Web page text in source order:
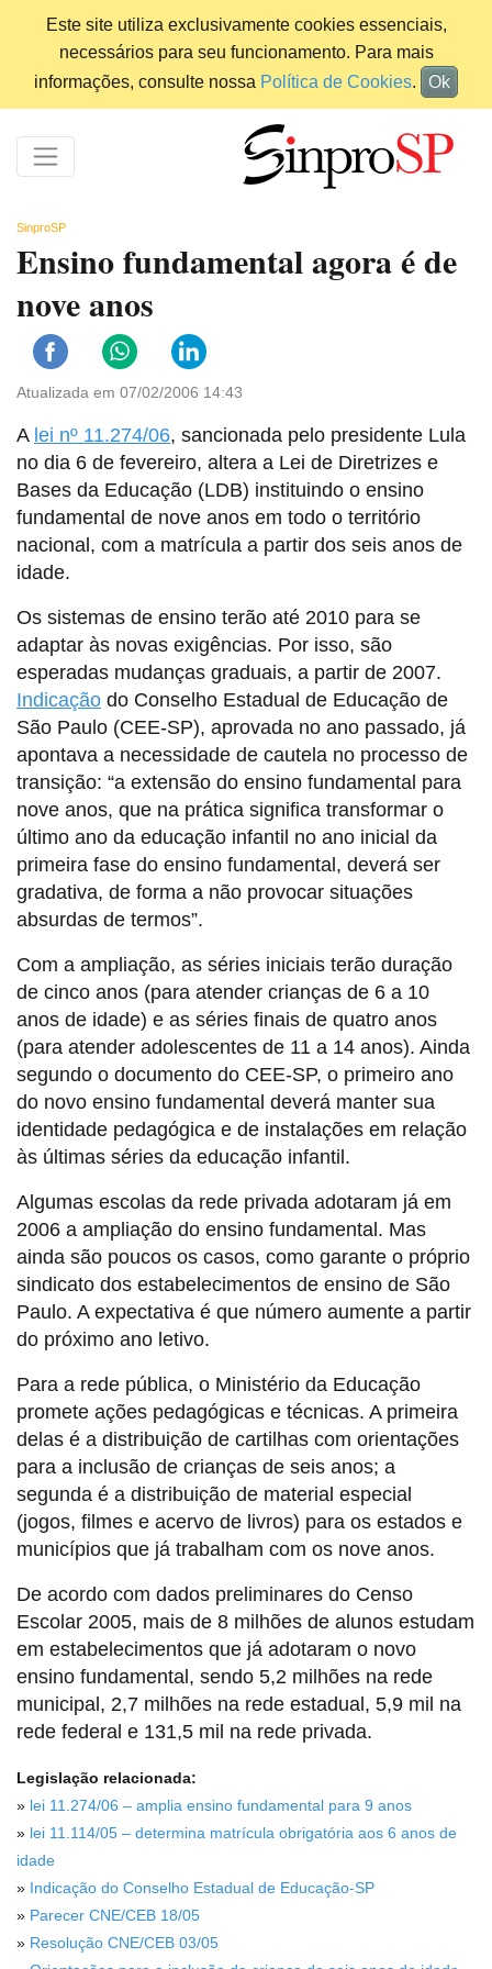
Este site utiliza exclusivamente cookies essenciais,
necessários para seu funcionamento. Para mais
informações, consulte nossa Política de Cookies. Ok
SinproSP
Ensino fundamental agora é de
nove anos
Atualizada em 07/02/2006 14:43
A lei nº 11.274/06, sancionada pelo presidente Lula
no dia 6 de fevereiro, altera a Lei de Diretrizes e
Bases da Educação (LDB) instituindo o ensino
fundamental de nove anos em todo o território
nacional, com a matrícula a partir dos seis anos de
idade.
Os sistemas de ensino terão até 2010 para se
adaptar às novas exigências. Por isso, são
esperadas mudanças graduais, a partir de 2007.
Indicação do Conselho Estadual de Educação de
São Paulo (CEE-SP), aprovada no ano passado, já
apontava a necessidade de cautela no processo de
transição: “a extensão do ensino fundamental para
nove anos, que na prática significa transformar o
último ano da educação infantil no ano inicial da
primeira fase do ensino fundamental, deverá ser
gradativa, de forma a não provocar situações
absurdas de termos”.
Com a ampliação, as séries iniciais terão duração
de cinco anos (para atender crianças de 6 a 10
anos de idade) e as séries finais de quatro anos
(para atender adolescentes de 11 a 14 anos). Ainda
segundo o documento do CEE-SP, o primeiro ano
do novo ensino fundamental deverá manter sua
identidade pedagógica e de instalações em relação
às últimas séries da educação infantil.
Algumas escolas da rede privada adotaram já em
2006 a ampliação do ensino fundamental. Mas
ainda são poucos os casos, como garante o próprio
sindicato dos estabelecimentos de ensino de São
Paulo. A expectativa é que número aumente a partir
do próximo ano letivo.
Para a rede pública, o Ministério da Educação
promete ações pedagógicas e técnicas. A primeira
delas é a distribuição de cartilhas com orientações
para a inclusão de crianças de seis anos; a
segunda é a distribuição de material especial
(jogos, filmes e acervo de livros) para os estados e
municípios que já trabalham com os nove anos.
De acordo com dados preliminares do Censo
Escolar 2005, mais de 8 milhões de alunos estudam
em estabelecimentos que já adotaram o novo
ensino fundamental, sendo 5,2 milhões na rede
municipal, 2,7 milhões na rede estadual, 5,9 mil na
rede federal e 131,5 mil na rede privada.
Legislação relacionada:
» lei 11.274/06 – amplia ensino fundamental para 9 anos
» lei 11.114/05 – determina matrícula obrigatória aos 6 anos de
idade
» Indicação do Conselho Estadual de Educação-SP
» Parecer CNE/CEB 18/05
» Resolução CNE/CEB 03/05